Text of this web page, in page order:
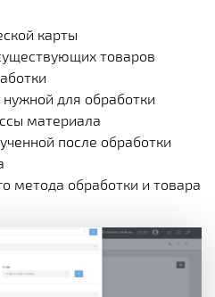
карты
товаров
для обработки
материала
после обработки
метода обработки и товара